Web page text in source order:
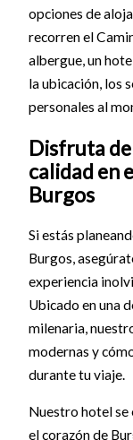
opciones de
recorren el
albergue, un
la ubicación, los
personales al
Disfruta
calidad en
Burgos
Si estás
Burgos,
experiencia
Ubicado en una
milenaria,
modernas y
durante tu viaje.
Nuestro hotel se
el corazón de